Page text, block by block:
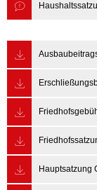
Hauptsatzung